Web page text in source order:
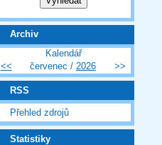
Archiv
Kalendář
<<
červenec / 2026 >>
RSS
Přehled zdrojů
Statistiky